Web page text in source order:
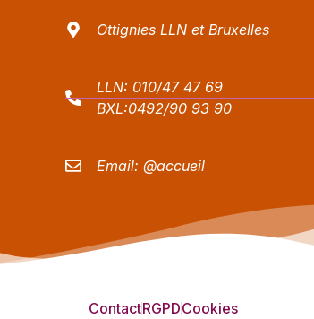
Ottignies LLN et Bruxelles
LLN: 010/47 47 69
BXL:0492/90 93 90
Email:@accueil
ContactRGPDCookies